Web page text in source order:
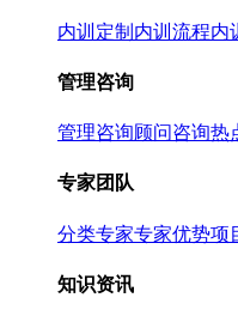
内训定制 内训流程内
管理咨询
管理咨询顾问咨询热
专家团队
分类专家专家优势项
知识资讯